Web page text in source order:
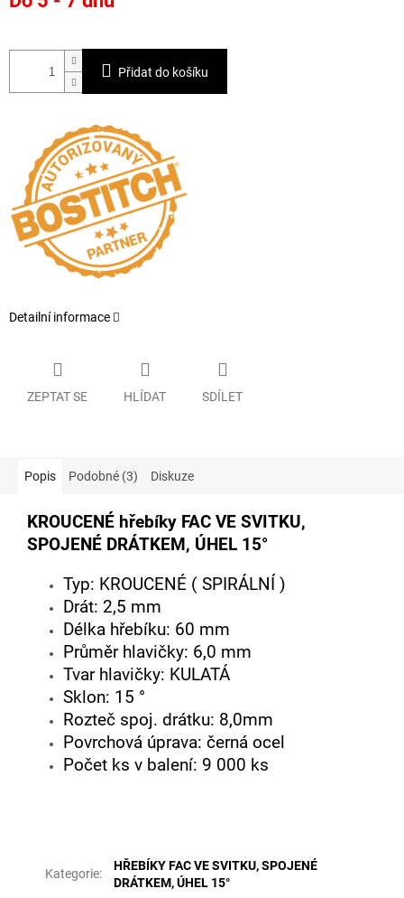
cena:
Přidat do košíku
Detailní informace
ZEPTAT SE HLÍDAT SDÍLET
Popis Podobné (3) Diskuze
KROUCENÉ hřebíky FAC VE SVITKU,
SPOJENÉ DRÁTKEM, ÚHEL 15°
Typ: KROUCENÉ ( SPIRÁLNÍ )
Drát: 2,5 mm
Délka hřebíku: 60 mm
Průměr hlavičky: 6,0 mm
Tvar hlavičky: KULATÁ
Sklon: 15 °
Rozteč spoj. drátku: 8,0mm
Povrchová úprava: černá ocel
Počet ks v balení: 9 000 ks
Kategorie:
HŘEBÍKY FAC VE SVITKU, SPOJENÉ
DRÁTKEM, ÚHEL 15°